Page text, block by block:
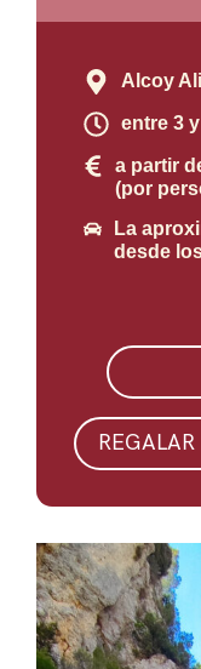
Alcoy
entre 3
a partir
(por
La
desde